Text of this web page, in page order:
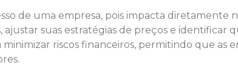
de uma empresa, pois impacta diretamente
suas estratégias de preços e identificar
minimizar riscos financeiros, permitindo que as